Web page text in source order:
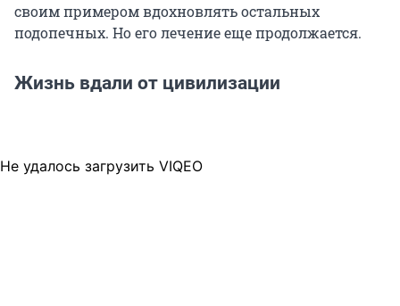
своим примером вдохновлять остальных
подопечных. Но его лечение еще продолжается.
Жизнь вдали от цивилизации
Не удалось загрузить VIQEO